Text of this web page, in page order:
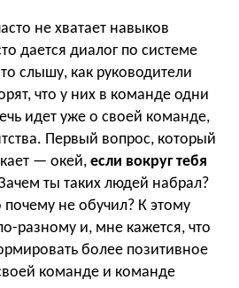
не хватает навыков
дается диалог по системе
слышу, как руководители
что у них в команде одни
идет уже о своей команде,
Первый вопрос, который
— окей, если вокруг тебя
ты таких людей набрал?
не обучил? К этому
разному и, мне кажется, что
более позитивное
команде и команде